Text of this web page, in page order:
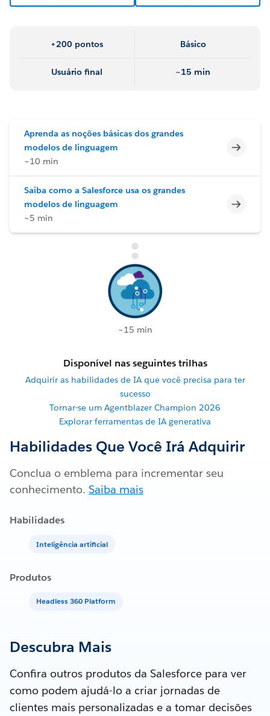
+200 pontos Básico
Usuário final ~15 min
Aprenda as noções básicas dos grandes
modelos de linguagem
~10 min
Saiba como a Salesforce usa os grandes
modelos de linguagem
~5 min
~15 min
Disponível nas seguintes trilhas
Adquirir as habilidades de IA que você precisa para ter
sucesso
Tornar-se um Agentblazer Champion 2026
Explorar ferramentas de IA generativa
Habilidades Que Você Irá Adquirir
Conclua o emblema para incrementar seu
conhecimento. Saiba mais
Habilidades
Inteligência artificial
Produtos
Headless 360 Platform
Descubra Mais
Confira outros produtos da Salesforce para ver
como podem ajudá-lo a criar jornadas de
clientes mais personalizadas e a tomar decisões